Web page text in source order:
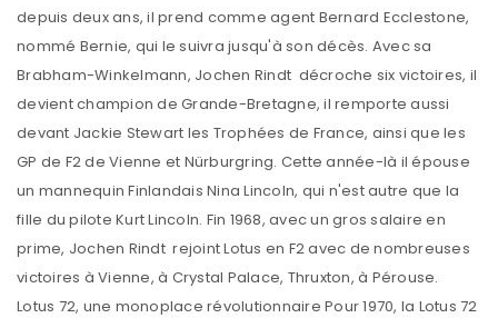
depuis deux ans, il prend comme agent Bernard Ecclestone,
nommé Bernie, qui le suivra jusqu'à son décès. Avec sa
Brabham-Winkelmann, Jochen Rindt décroche six victoires, il
devient champion de Grande-Bretagne, il remporte aussi
devant Jackie Stewart les Trophées de France, ainsi que les
GP de F2 de Vienne et Nürburgring. Cette année-là il épouse
un mannequin Finlandais Nina Lincoln, qui n'est autre que la
fille du pilote Kurt Lincoln. Fin 1968, avec un gros salaire en
prime, Jochen Rindt rejoint Lotus en F2 avec de nombreuses
victoires à Vienne, à Crystal Palace, Thruxton, à Pérouse.
Lotus 72, une monoplace révolutionnaire Pour 1970, la Lotus 72